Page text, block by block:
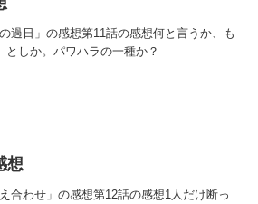
過日」の感想第11話の感想何と言うか、も
しか。パワハラの一種か？
想
合わせ」の感想第12話の感想1人だけ断っ